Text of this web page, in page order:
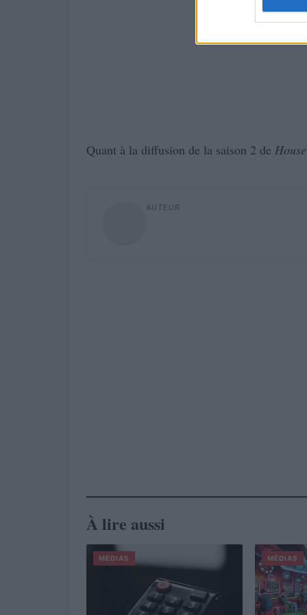
Quant à la diffusion de la saison 2 de
AUTEUR
À lire aussi
MÉDIAS MÉDIAS